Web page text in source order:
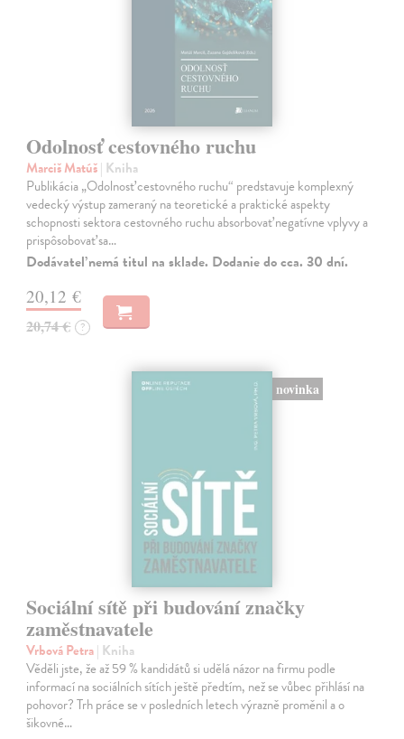
Odolnosť cestovného ruchu
Marciš Matúš| Kniha
Publikácia „Odolnosť cestovného ruchu“ predstavuje komplexný
vedecký výstup zameraný na teoretické a praktické aspekty
schopnosti sektora cestovného ruchu absorbovať negatívne vplyvy a
prispôsobovať sa…
Dodávateľ nemá titul na sklade. Dodanie do cca. 30 dní.
20,12 €
20,74 € ?
novinka
Sociální sítě při budování značky
zaměstnavatele
Vrbová Petra| Kniha
Věděli jste, že až 59 % kandidátů si udělá názor na firmu podle
informací na sociálních sítích ještě předtím, než se vůbec přihlásí na
pohovor? Trh práce se v posledních letech výrazně proměnil a o
šikovné…